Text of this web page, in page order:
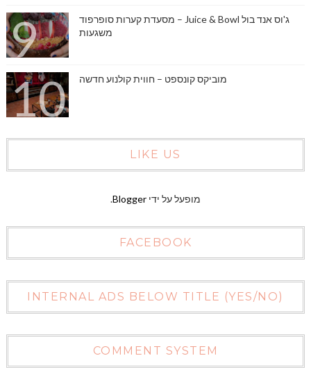
ג'וס אנד בול Juice & Bowl – מסעדת קערות סופרפוד
משגעות
מוביקס קונספט – חווית קולנוע חדשה
LIKE US
מופעל על ידי Blogger
.
FACEBOOK
INTERNAL ADS BELOW TITLE (YES/NO)
COMMENT SYSTEM